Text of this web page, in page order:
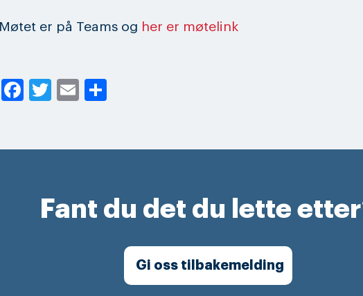
Møtet er på Teams og her er møtelink
Facebook
Twitter
Email
Fant du det du lette
Gi oss tilbakemelding